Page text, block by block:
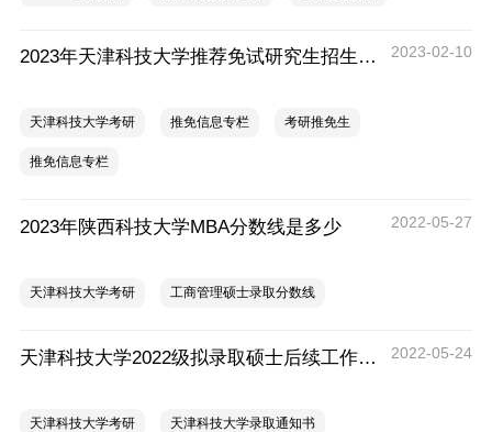
2023年天津科技大学推荐免试研究生招生简章（保研） 2023-02-10
天津科技大学考研 推免信息专栏 考研推免生
推免信息专栏
2023年陕西科技大学MBA分数线是多少 2022-05-27
天津科技大学考研 工商管理硕士录取分数线
天津科技大学2022级拟录取硕士后续工作安排 2022-05-24
天津科技大学考研 天津科技大学录取通知书